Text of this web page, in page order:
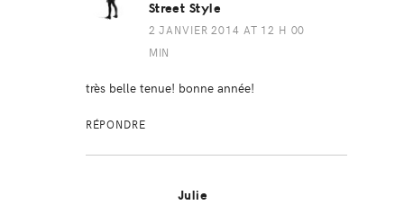
Street Style
2 JANVIER 2014 AT 12 H 00
MIN
très belle tenue! bonne année!
RÉPONDRE
Julie